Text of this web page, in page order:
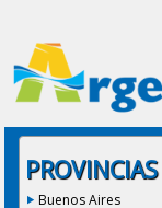
Buenos Aires